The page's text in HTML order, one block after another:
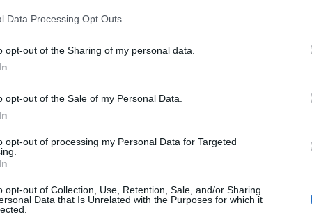
Data Processing Opt Outs
opt-out of the Sharing of my personal data.
opt-out of the Sale of my Personal Data.
opt-out of processing my Personal Data for Targeted
opt-out of Collection, Use, Retention, Sale, and/or Sharing
Data that Is Unrelated with the Purposes for which it
tief in der Region verwurzelt ist.
Reise unter freiem Himmel zu
Abends in Weiden.